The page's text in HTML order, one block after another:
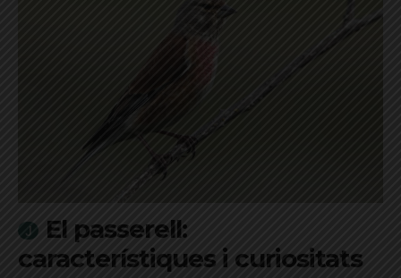
El passerell:
característiques i curiositats